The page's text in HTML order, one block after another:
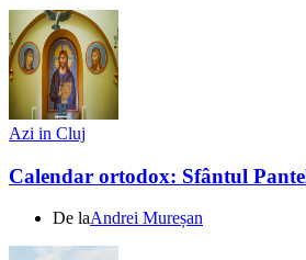
Azi in Cluj
Calendar ortodox: Sfântul
De laAndrei Mureșan